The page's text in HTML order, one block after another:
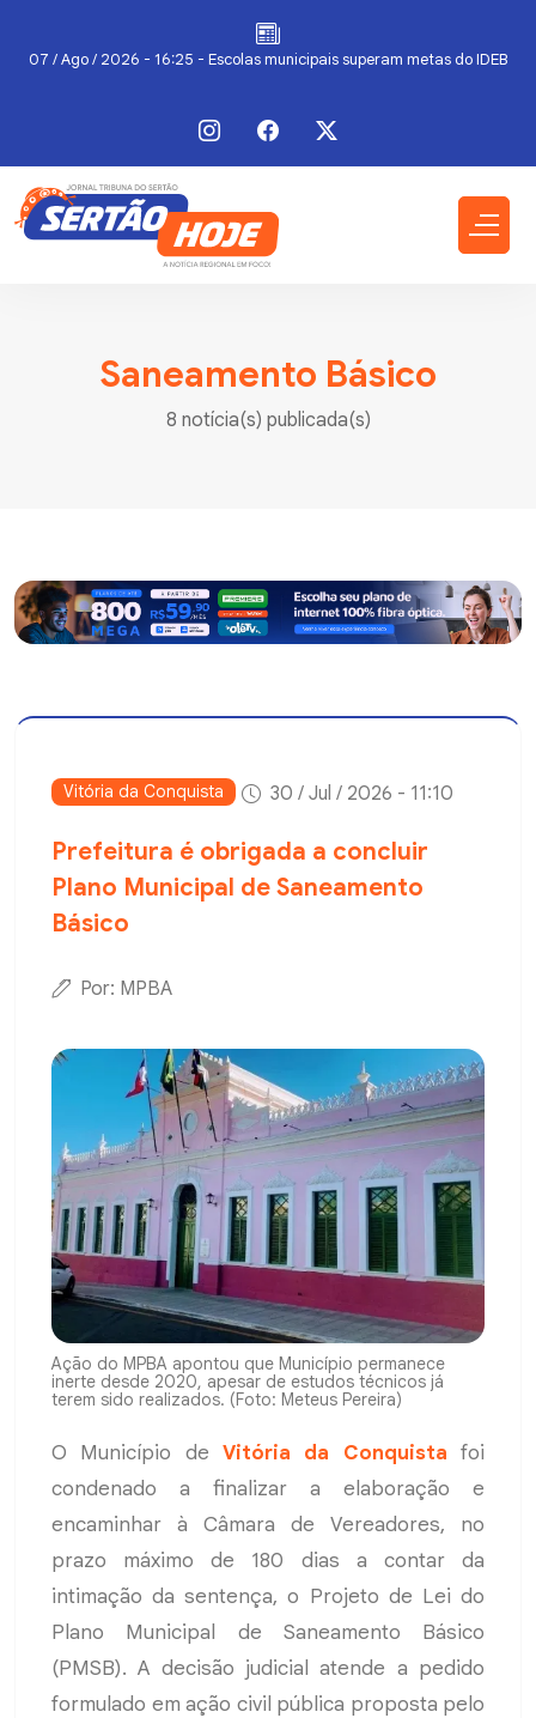
07 / Ago / 2026 - 16:25 - Escolas municipais superam metas do IDEB
Saneamento Básico
8 notícia(s) publicada(s)
Vitória da Conquista 30 / Jul / 2026 - 11:10
Prefeitura é obrigada a concluir
Plano Municipal de Saneamento
Básico
Por: MPBA
Ação do MPBA apontou que Município permanece
inerte desde 2020, apesar de estudos técnicos já
terem sido realizados. (Foto: Meteus Pereira)
O Município de Vitória da Conquista foi
condenado a finalizar a elaboração e
encaminhar à Câmara de Vereadores, no
prazo máximo de 180 dias a contar da
intimação da sentença, o Projeto de Lei do
Plano Municipal de Saneamento Básico
(PMSB). A decisão judicial atende a pedido
formulado em ação civil pública proposta pelo